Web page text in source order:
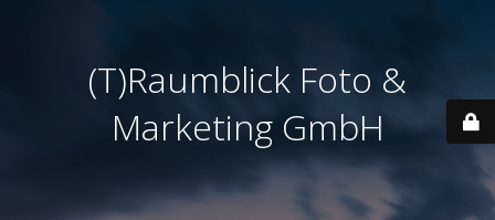
(T)Raumblick Foto &
Marketing GmbH